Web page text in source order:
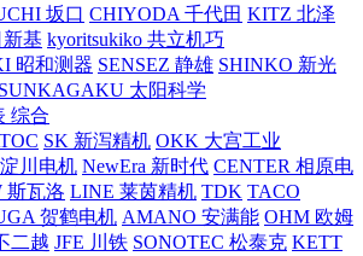
坂口 CHIYODA 千代田 KITZ 北泽
基 kyoritsukiko 共立机巧
昭和测器 SENSEZ 静雄 SHINKO 新光
SUNKAGAKU 太阳科学
综合
SK 新泻精机 OKK 大宫工业
川电机 NewEra 新时代 CENTER 相原电
斯瓦洛 LINE 莱茵精机 TDK TACO
贺鹤电机 AMANO 安满能 OHM 欧姆
二越 JFE 川铁 SONOTEC 松泰克 KETT